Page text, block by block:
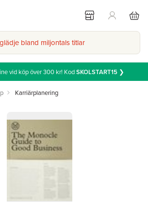
bland miljontals titlar
vid köp över 300 kr! KodSKOLSTART15❯
Karriärplanering